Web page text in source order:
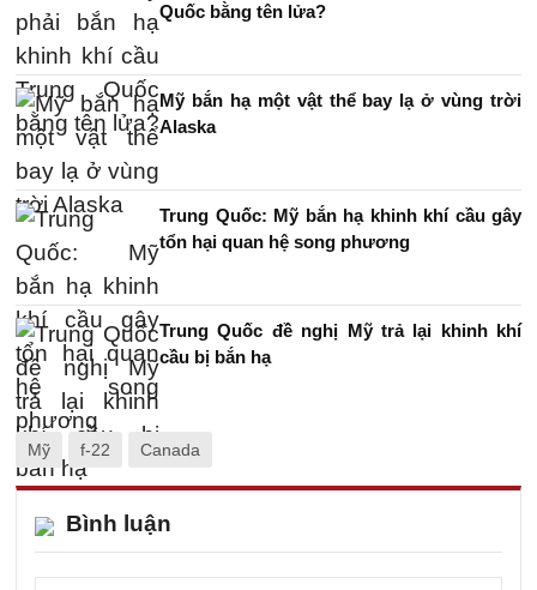
Quốc bằng tên lửa?
Mỹ bắn hạ một vật thể bay lạ ở vùng trời
Alaska
Trung Quốc: Mỹ bắn hạ khinh khí cầu gây
tổn hại quan hệ song phương
Trung Quốc đề nghị Mỹ trả lại khinh khí
cầu bị bắn hạ
Mỹ f-22 Canada
Bình luận